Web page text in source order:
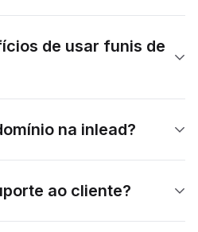
de usar funis de
na inlead?
ao cliente?